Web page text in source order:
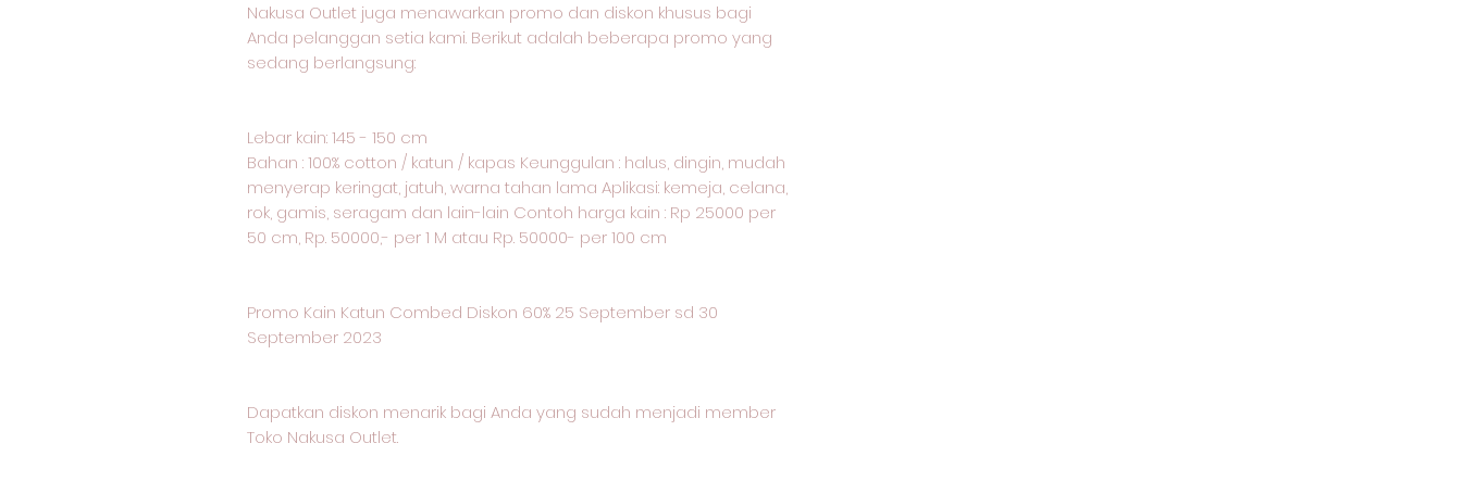
Nakusa Outlet juga menawarkan promo dan diskon khusus bagi
Anda pelanggan setia kami. Berikut adalah beberapa promo yang
sedang berlangsung:
Lebar kain: 145 - 150 cm
Bahan : 100% cotton / katun / kapas Keunggulan : halus, dingin, mudah
menyerap keringat, jatuh, warna tahan lama Aplikasi: kemeja, celana,
rok, gamis, seragam dan lain-lain Contoh harga kain : Rp 25000 per
50 cm, Rp. 50000,- per 1 M atau Rp. 50000- per 100 cm
Promo Kain Katun Combed Diskon 60% 25 September sd 30
September 2023
Dapatkan diskon menarik bagi Anda yang sudah menjadi member
Toko Nakusa Outlet.